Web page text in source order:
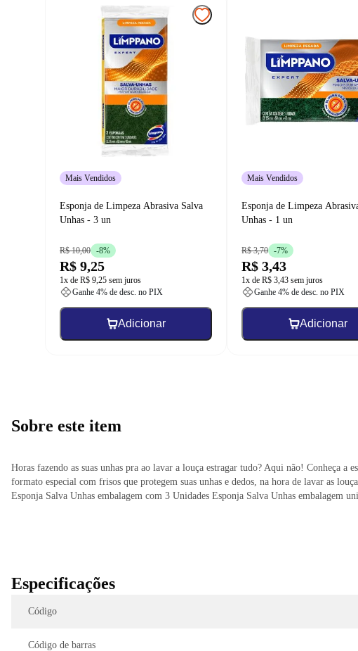
Mais Vendidos
Esponja de Limpeza Abrasiva Salva
Unhas - 3 un
R$ 10,00 -8%
R$ 9,25
1x de R$ 9,25 sem juros
Ganhe 4% de desc. no PIX
Adicionar
Mais Vendidos
Esponja de Limpeza
Unhas - 1 un
R$ 3,70 -7%
R$ 3,43
1x deR$ 3,43 sem juros
Ganhe4% de desc. no PIX
Adicionar
Sobre este item
Horas fazendo as suas unhas pra ao lavar a louça estragar tudo? Aqui não! Conheça a
formato especial com frisos que protegem suas unhas e dedos, na hora de lavar as
Esponja Salva Unhas embalagem com 3 Unidades Esponja Salva Unhas embalagem
Especificações
Código
Código de barras